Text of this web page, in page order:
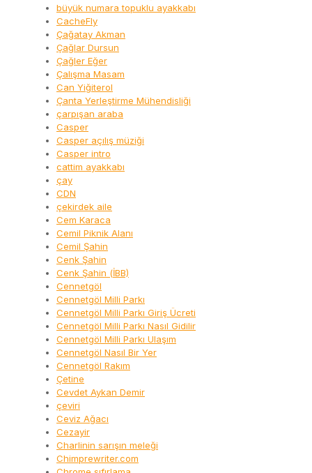
büyük numara topuklu ayakkabı
CacheFly
Çağatay Akman
Çağlar Dursun
Çağler Eğer
Çalışma Masam
Can Yiğiterol
Çanta Yerleştirme Mühendisliği
çarpışan araba
Casper
Casper açılış müziği
Casper intro
cattim ayakkabı
çay
CDN
çekirdek aile
Cem Karaca
Cemil Piknik Alanı
Cemil Şahin
Cenk Şahin
Cenk Şahin (İBB)
Cennetgöl
Cennetgöl Milli Parkı
Cennetgöl Milli Parkı Giriş Ücreti
Cennetgöl Milli Parkı Nasıl Gidilir
Cennetgöl Milli Parkı Ulaşım
Cennetgöl Nasıl Bir Yer
Cennetgöl Rakım
Çetine
Cevdet Aykan Demir
çeviri
Ceviz Ağacı
Cezayir
Charlinin sarışın meleği
Chimprewriter.com